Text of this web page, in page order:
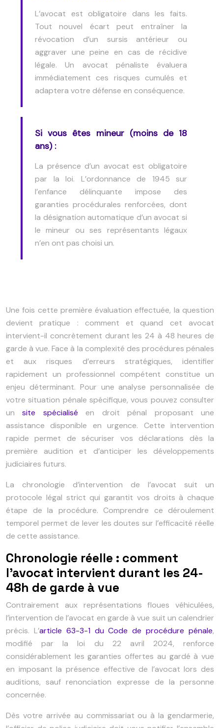
L’avocat est obligatoire dans les faits.
Tout nouvel écart peut entraîner la
révocation d’un sursis antérieur ou
aggraver une peine en cas de récidive
légale. Un avocat pénaliste évaluera
immédiatement ces risques cumulés et
adaptera votre défense en conséquence.
Si vous êtes mineur (moins de 18
ans) :
La présence d’un avocat est obligatoire
par la loi. L’ordonnance de 1945 sur
l’enfance délinquante impose des
garanties procédurales renforcées, dont
la désignation automatique d’un avocat si
le mineur ou ses représentants légaux
n’en ont pas choisi un.
Une fois cette première évaluation effectuée, la question
devient pratique : comment et quand cet avocat
intervient-il concrètement durant les 24 à 48 heures de
garde à vue. Face à la complexité des procédures pénales
et aux risques d’erreurs stratégiques, identifier
rapidement un professionnel compétent constitue un
enjeu déterminant. Pour une analyse personnalisée de
votre situation pénale spécifique, vous pouvez consulter
unsite spécialisé en droit pénal proposant une
assistance disponible en urgence. Cette intervention
rapide permet de sécuriser vos déclarations dès la
première audition et d’anticiper les développements
judiciaires futurs.
La chronologie d’intervention de l’avocat suit un
protocole légal strict qui garantit vos droits à chaque
étape de la procédure. Comprendre ce déroulement
temporel permet de lever les doutes sur l’efficacité réelle
de cette assistance.
Chronologie réelle : comment
l’avocat intervient durant les 24-
48h de garde à vue
Contrairement aux représentations floues véhiculées,
l’intervention de l’avocat en garde à vue suit un calendrier
précis. L’article 63-3-1 du Code de procédure pénale,
modifié par la loi du 22 avril 2024, renforce
considérablement les garanties offertes au gardé à vue
en imposant la présence effective de l’avocat lors des
auditions, sauf renonciation expresse de la personne
concernée.
Dès votre arrivée au commissariat ou à la gendarmerie,